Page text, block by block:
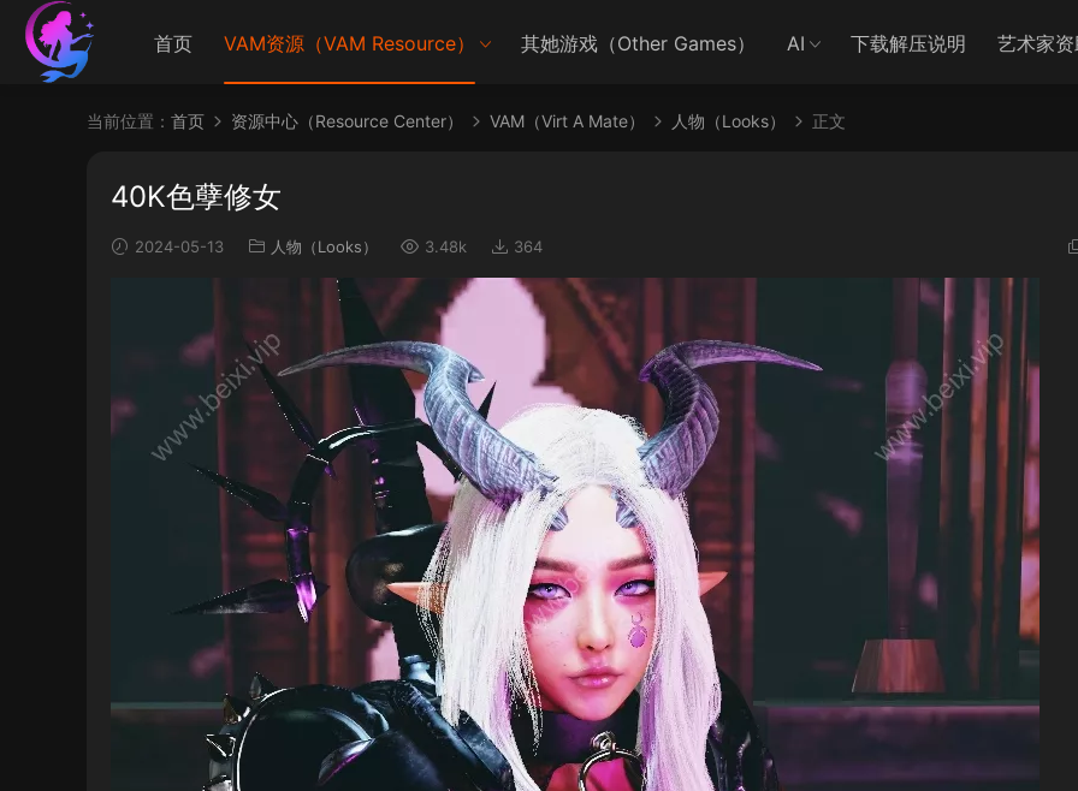
首页 VAM资源（VAM Resource） 其她游戏（Other Games） AI 下载解压说明 艺术家
当前位置： 首页 资源中心（Resource Center） VAM（Virt A Mate） 人物（Looks） 正文
40K色孽修女
2024-05-13 人物（Looks） 3.48k 364